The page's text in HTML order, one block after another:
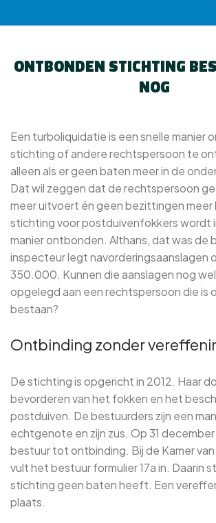
ONTBONDEN STICHTING
NOG
Een turboliquidatie is een snelle manier
stichting of andere rechtspersoon te
alleen als er geen baten meer in de
Dat wil zeggen dat de rechtspersoon
meer uitvoert én geen bezittingen
stichting voor postduivenfokkers wordt
manier ontbonden. Althans, dat was de
inspecteur legt navorderingsaanslagen
350.000. Kunnen die aanslagen nog
opgelegd aan een rechtspersoon die is
bestaan?
Ontbinding zonder
De stichting is opgericht in 2012. Haar
bevorderen van het fokken en het
postduiven. De bestuurders zijn een
echtgenote en zijn zus. Op 31
bestuur tot ontbinding. Bij de Kamer
vult het bestuur formulier 17a in. Daarin
stichting geen baten heeft. Een
plaats.